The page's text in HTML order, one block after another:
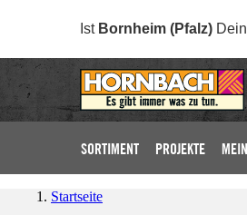
Ist Bornheim (Pfalz)
SORTIMENT PROJEKTE
Startseite